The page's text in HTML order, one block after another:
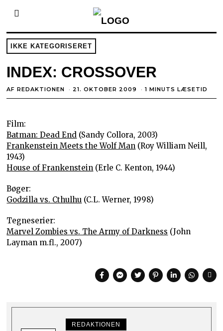
IKKE KATEGORISERET
INDEX: CROSSOVER
AFREDAKTIONEN 21. OKTOBER 2009 1 MINUTS LÆSETID
Film:
Batman: Dead End (Sandy Collora, 2003)
Frankenstein Meets the Wolf Man (Roy William Neill,
1943)
House of Frankenstein (Erle C. Kenton, 1944)
Bøger:
Godzilla vs. Cthulhu (C.L. Werner, 1998)
Tegneserier:
Marvel Zombies vs. The Army of Darkness (John
Layman m.fl., 2007)
REDAKTIONEN